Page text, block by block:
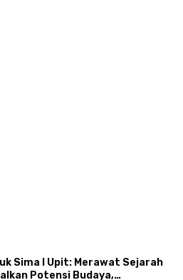
Sima I Upit: Merawat Sejarah
Potensi Budaya,